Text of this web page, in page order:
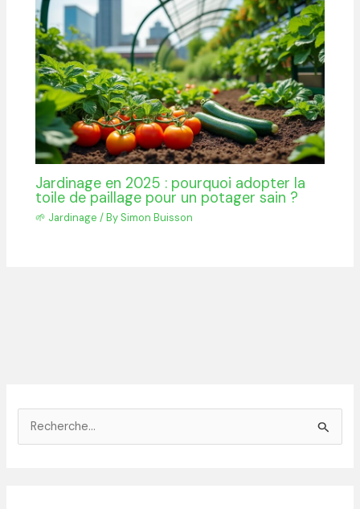
Jardinage en 2025 : pourquoi adopter la
toile de paillage pour un potager sain ?
🌱 Jardinage / By Simon Buisson